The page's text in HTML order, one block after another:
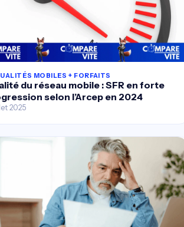
MOBILES + FORFAITS
du réseau mobile : SFR en forte
selon l’Arcep en 2024
2025